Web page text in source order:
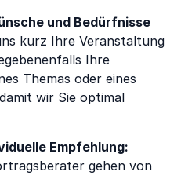
und Bedürfnisse
kurz Ihre Veranstaltung
Ihre
Themas oder eines
wir Sie optimal
Empfehlung:
gehen von